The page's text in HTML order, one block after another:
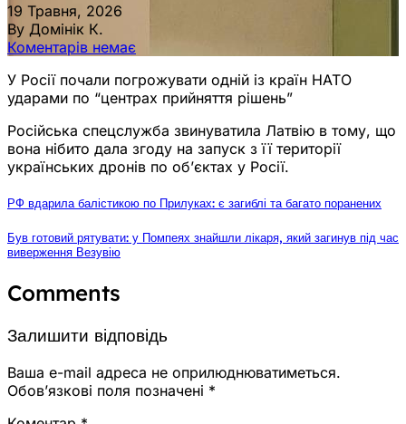
19 Травня, 2026
By Домінік К.
Коментарів немає
У Росії почали погрожувати одній із країн НАТО
ударами по “центрах прийняття рішень”
Російська спецслужба звинуватила Латвію в тому, що
вона нібито дала згоду на запуск з її території
українських дронів по об’єктах у Росії.
РФ вдарила балістикою по Прилуках: є загиблі та багато поранених
Був готовий рятувати: у Помпеях знайшли лікаря, який загинув під час
виверження Везувію
Comments
Залишити відповідь
Ваша e-mail адреса не оприлюднюватиметься.
Обов’язкові поля позначені *